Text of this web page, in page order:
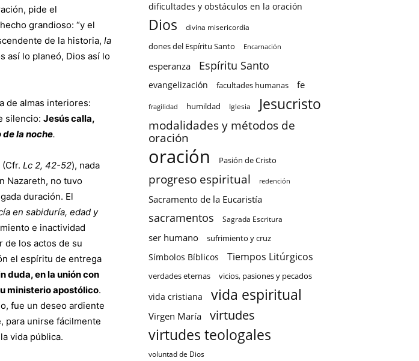
pide el
grandioso: “y el
de la historia, la
así lo planeó, Dios así lo
de almas interiores:
silencio: Jesús calla,
de la noche.
Lc 2, 42-52), nada
Nazareth, no tuvo
duración. El
en sabiduría, edad y
e inactividad
de los actos de su
el espíritu de entrega
duda, en la unión con
ministerio apostólico.
fue un deseo ardiente
para unirse fácilmente
vida pública.
dificultades y obstáculos en la oración
Dios divina misericordia
dones del Espíritu Santo Encarnación
esperanza Espíritu Santo
evangelización facultades humanas fe
fragilidad humildad Iglesia Jesucristo
modalidades y métodos de
oración
oración Pasión de Cristo
progreso espiritual redención
Sacramento de la Eucaristía
sacramentos Sagrada Escritura
ser humano sufrimiento y cruz
Símbolos Bíblicos Tiempos Litúrgicos
verdades eternas vicios, pasiones y pecados
vida cristiana vida espiritual
Virgen María virtudes
virtudes teologales
voluntad de Dios